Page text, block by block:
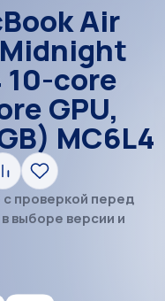
Air
10-core
GPU,
MC6L4
Сравнить
В
избранное
проверкой перед
выборе версии и